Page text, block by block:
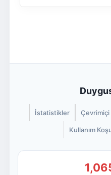
İstatistikler
Kullanım